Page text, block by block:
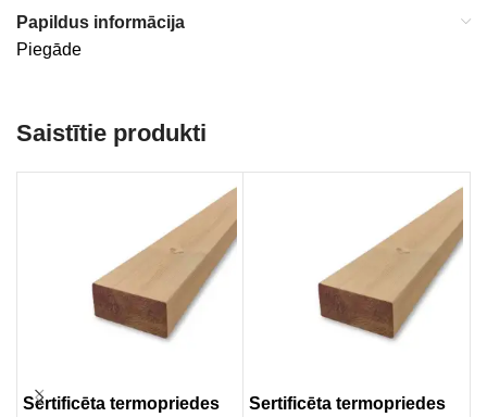
Papildus informācija
Piegāde
Saistītie produkti
Sertificēta termopriedes
Sertificēta termopriedes